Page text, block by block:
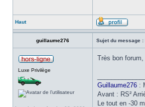
Haut
guillaume276 Sujet du message :
Luxe Privilège
Très bon
Guillaume276 :
Avant : RS²
Le tout en -30